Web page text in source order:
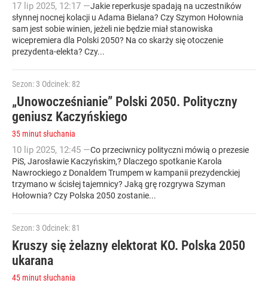
17 lip 2025, 12:17 —Jakie reperkusje spadają na uczestników
słynnej nocnej kolacji u Adama Bielana? Czy Szymon Hołownia
sam jest sobie winien, jeżeli nie będzie miał stanowiska
wicepremiera dla Polski 2050? Na co skarży się otoczenie
prezydenta-elekta? Czy...
Sezon: 3 Odcinek: 82
„Unowocześnianie” Polski 2050. Polityczny
geniusz Kaczyńskiego
35 minut słuchania
10 lip 2025, 12:45 —Co przeciwnicy polityczni mówią o prezesie
PiS, Jarosławie Kaczyńskim,? Dlaczego spotkanie Karola
Nawrockiego z Donaldem Trumpem w kampanii prezydenckiej
trzymano w ścisłej tajemnicy? Jaką grę rozgrywa Szyman
Hołownia? Czy Polska 2050 zostanie...
Sezon: 3 Odcinek: 81
Kruszy się żelazny elektorat KO. Polska 2050
ukarana
45 minut słuchania